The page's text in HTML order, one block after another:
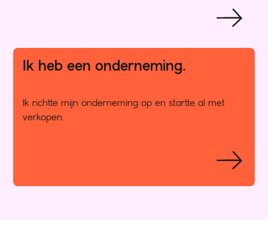
Ik heb een onderneming.
Ik richtte mijn onderneming op en startte al met
verkopen.